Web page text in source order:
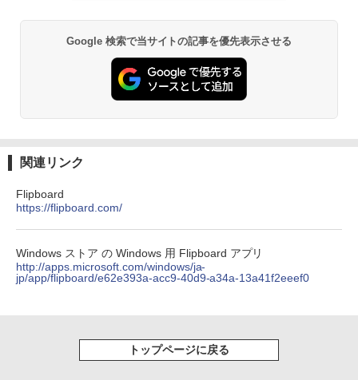
￥16,980
Kindle Paperwhite シグニチャーエディ
ション (32GB) 7インチディスプレイ、明
るさ自動調整、色調調節ライト、12週間
持続バッテリー、広告なし、メタリック
ブラック
売)
￥31,980
整、色調調節ライト、プレミアムペン付
き、グラファイト
Google 検索で当サイトの記事を優先表示させる
関連リンク
Flipboard
https://flipboard.com/
Windows ストア の Windows 用 Flipboard アプリ
http://apps.microsoft.com/windows/ja-
jp/app/flipboard/e62e393a-acc9-40d9-a34a-13a41f2eeef0
トップページに戻る